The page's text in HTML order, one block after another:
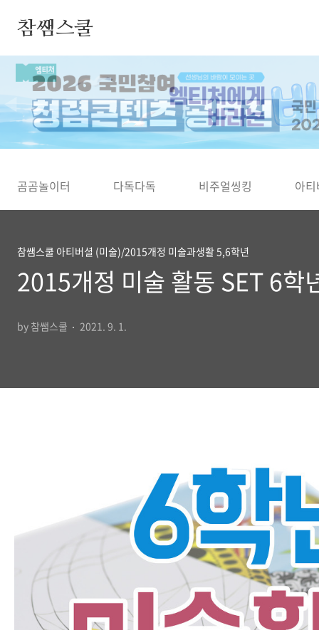
참쌤스쿨
◀
곰곰놀이터 다독다독 비주얼씽킹 아
참쌤스쿨 아티버셜 (미술)/2015개정 미술과생활 5,6학년
2015개정 미술 활동 SET 6학
by 참쌤스쿨 2021. 9. 1.